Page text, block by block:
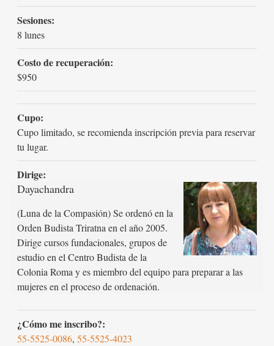
Sesiones:
8 lunes
Costo de recuperación:
$950
Cupo:
Cupo limitado, se recomienda inscripción previa para reservar
tu lugar.
Dirige:
Dayachandra
(Luna de la Compasión) Se ordenó en la
Orden Budista Triratna en el año 2005.
Dirige cursos fundacionales, grupos de
estudio en el Centro Budista de la
Colonia Roma y es miembro del equipo para preparar a las
mujeres en el proceso de ordenación.
¿Cómo me inscribo?:
55-5525-0086,55-5525-4023